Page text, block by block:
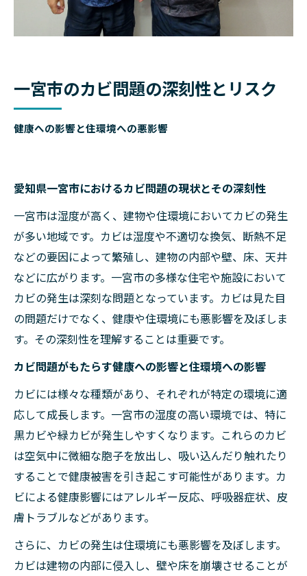
一宮市のカビ問題の深刻性とリスク
健康への影響と住環境への悪影響
愛知県一宮市におけるカビ問題の現状とその深刻性
一宮市は湿度が高く、建物や住環境においてカビの発生
が多い地域です。カビは湿度や不適切な換気、断熱不足
などの要因によって繁殖し、建物の内部や壁、床、天井
などに広がります。一宮市の多様な住宅や施設において
カビの発生は深刻な問題となっています。カビは見た目
の問題だけでなく、健康や住環境にも悪影響を及ぼしま
す。その深刻性を理解することは重要です。
カビ問題がもたらす健康への影響と住環境への影響
カビには様々な種類があり、それぞれが特定の環境に適
応して成長します。一宮市の湿度の高い環境では、特に
黒カビや緑カビが発生しやすくなります。これらのカビ
は空気中に微細な胞子を放出し、吸い込んだり触れたり
することで健康被害を引き起こす可能性があります。カ
ビによる健康影響にはアレルギー反応、呼吸器症状、皮
膚トラブルなどがあります。
さらに、カビの発生は住環境にも悪影響を及ぼします。
カビは建物の内部に侵入し、壁や床を崩壊させることが